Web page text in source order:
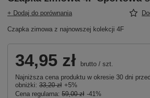
+ Dodaj do porównania
Czapka zimowa z najnowszej kolekcji 4F
34,95 zł brutto / szt.
Najniższa cena produktu w okresie 30 dni
obniżki: 33,20 zł +5%
Cena regularna: 59,00 zł -41%